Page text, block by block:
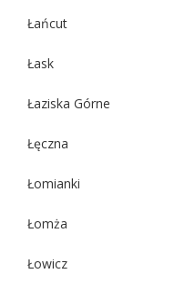
Łańcut
Łask
Łaziska Górne
Łęczna
Łomianki
Łomża
Łowicz